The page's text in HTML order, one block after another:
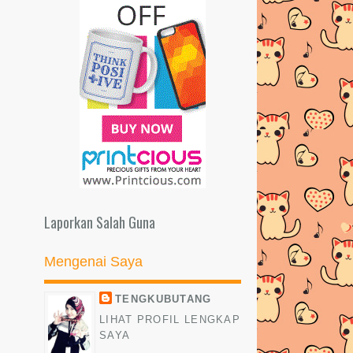
Sponsor GA
GiveAway Contest Gila #5: Artikel
Pilihan
KHASIAT TEMBIKAI
DOA ABU DARDA YANG SANGAT
ELOK DIAMALKAN
BERUNTUNGLAH WAHAI WANITA
SPECIAL GIVEAWAY BY
CARA NAK LETAK LAGU
BESO NYAAAAAA.... (wordless
wednesday)
KALAU HILANG BIAR HILANG
Laporkan Salah Guna
Mengenai Saya
TENGKUBUTANG
LIHAT PROFIL LENGKAP
SAYA